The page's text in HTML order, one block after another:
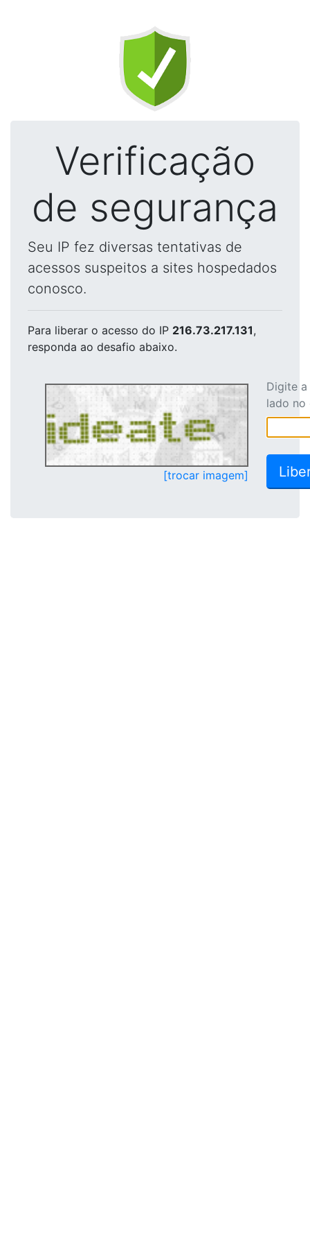
Verificação
de segurança
Seu IP fez diversas tentativas de
acessos suspeitos a sites hospedados
conosco.
Para liberar o acesso do IP 216.73.217.131,
responda ao desafio abaixo.
[trocar imagem]
Digite
lado no